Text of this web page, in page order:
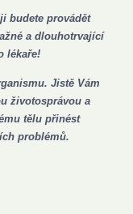
budete provádět
a dlouhotrvající
lékaře!
Jistě Vám
životosprávou a
tělu přinést
problémů.